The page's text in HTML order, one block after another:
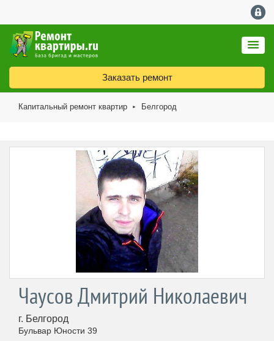
Заказать ремонт
Капитальный ремонт квартир ► Белгород
Чаусов Дмитрий Николаевич
г. Белгород
Бульвар Юности 39